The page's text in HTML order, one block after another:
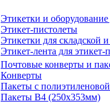
Этикетки и
Этикет-пистолеты
Этикетки для складской
Этикет-лента для этикет-
Почтовые конверты и
Конверты
Пакеты с
Пакеты В4 (250х353мм)